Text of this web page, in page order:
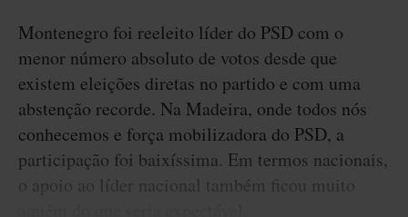
Montenegro foi reeleito líder do PSD com o
menor número absoluto de votos desde que
existem eleições diretas no partido e com uma
abstenção recorde. Na Madeira, onde todos nós
conhecemos e força mobilizadora do PSD, a
participação foi baixíssima. Em termos nacionais,
o apoio ao líder nacional também ficou muito